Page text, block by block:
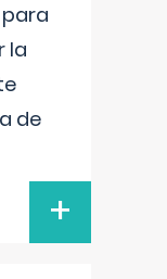
la
de
+